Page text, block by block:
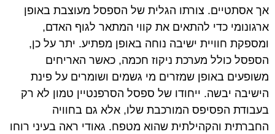
אך אסתטיים. צורתו הגלית של הספסל מעוצבת באופן
ארגונומי כדי להתאים את קווי המתאר לגוף האדם,
ומספקת חוויית ישיבה נוחה באופן מפתיע. יתר על כן,
הספסל כולל מערכת ניקוז חכמה, כאשר האריחים
משופעים באופן שמזרים מי גשמים ושומרים על פינת
הישיבה יבשה. ייחודו של ספסל הסרפנטיין טמון לא רק
בעבודת הפסיפס המורכבת שלו, אלא גם בחוויה
החברתית והקהילתית שהוא מטפח. גאודי ראה בעיני רוחו